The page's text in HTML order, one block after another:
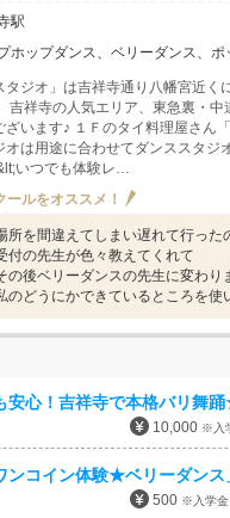
駅
ップダンス、ベリーダンス、ポップダンス、バ
タジオ」は吉祥寺通り八幡宮近
吉祥寺の人気エリア、東急裏・中
ざいます♪ １Ｆのタイ料理屋さん
オは用途に合わせてダンススタジ
いつでも体験レ…
ールをオススメ！
所を間違えてしまい遅れて行った
付の先生が色々教えてくれて
の後ベリーダンスの先生に変わり
のどうにかできているところを
安心！吉祥寺で本格バリ舞
10,000 ※入
ンコイン体験★ベリーダンス
500 ※入学金